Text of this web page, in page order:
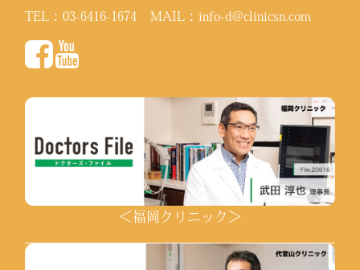
TEL：03-6416-1674 MAIL：info-d@clinicsn.com
＜福岡クリニック＞